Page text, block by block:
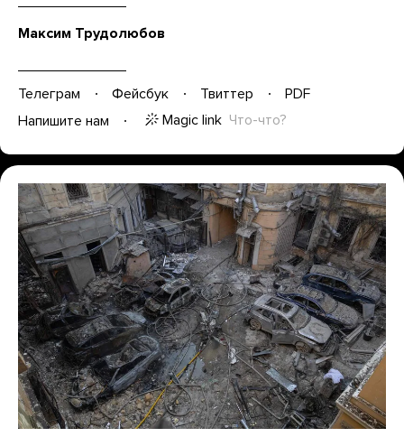
Максим Трудолюбов
Телеграм Фейсбук Твиттер
PDF
Напишите нам
Magic link Что-что?